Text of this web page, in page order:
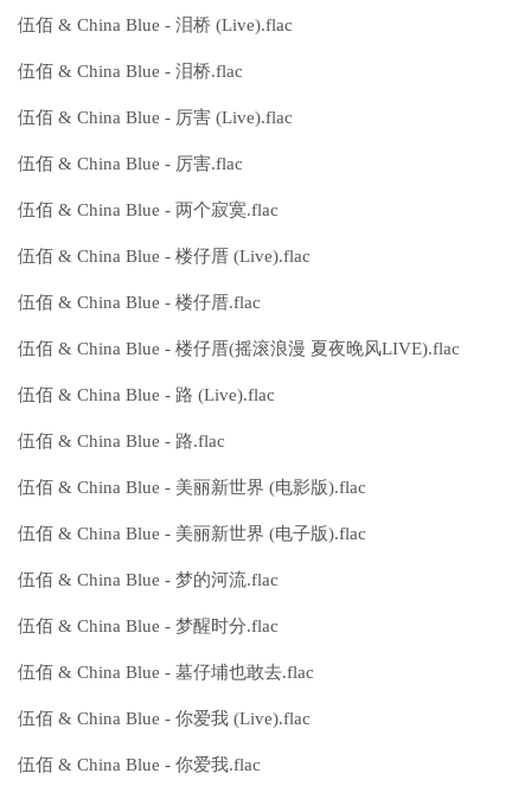
伍佰 & China Blue - 泪桥 (Live).flac
伍佰 & China Blue - 泪桥.flac
伍佰 & China Blue - 厉害 (Live).flac
伍佰 & China Blue - 厉害.flac
伍佰 & China Blue - 两个寂寞.flac
伍佰 & China Blue - 楼仔厝 (Live).flac
伍佰 & China Blue - 楼仔厝.flac
伍佰 & China Blue - 楼仔厝(摇滚浪漫 夏夜晚风LIVE).flac
伍佰 & China Blue - 路 (Live).flac
伍佰 & China Blue - 路.flac
伍佰 & China Blue - 美丽新世界 (电影版).flac
伍佰 & China Blue - 美丽新世界 (电子版).flac
伍佰 & China Blue - 梦的河流.flac
伍佰 & China Blue - 梦醒时分.flac
伍佰 & China Blue - 墓仔埔也敢去.flac
伍佰 & China Blue - 你爱我 (Live).flac
伍佰 & China Blue - 你爱我.flac